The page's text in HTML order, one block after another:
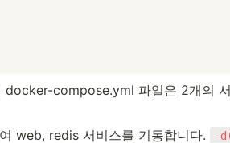
docker-compose.yml 파일은 2개의
web, redis 서비스를 기동합니다.
-